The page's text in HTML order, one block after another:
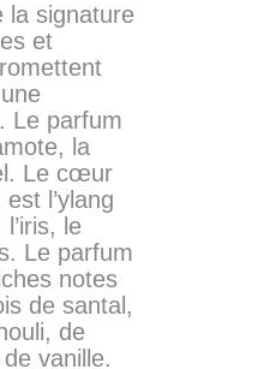
la signature
et
Le parfum
la
Le cœur
l’ylang
le
Le parfum
notes
de santal,
de
vanille.